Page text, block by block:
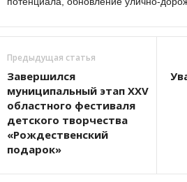
Предыдущая статья
Завершился
муниципальный этап XXV
областного фестиваля
детского творчества
«Рождественский
подарок»